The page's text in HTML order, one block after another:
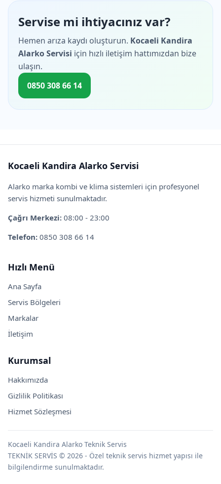
Servise mi ihtiyacınız var?
Hemen arıza kaydı oluşturun. Kocaeli Kandira
Alarko Servisi için hızlı iletişim hattımızdan bize
ulaşın.
0850 308 66 14
Kocaeli Kandira Alarko Servisi
Alarko marka kombi ve klima sistemleri için profesyonel
servis hizmeti sunulmaktadır.
Çağrı Merkezi: 08:00 - 23:00
Telefon: 0850 308 66 14
Hızlı Menü
Ana Sayfa
Servis Bölgeleri
Markalar
İletişim
Kurumsal
Hakkımızda
Gizlilik Politikası
Hizmet Sözleşmesi
Kocaeli Kandira Alarko Teknik Servis
TEKNİK SERVİS © 2026 - Özel teknik servis hizmet yapısı ile
bilgilendirme sunulmaktadır.